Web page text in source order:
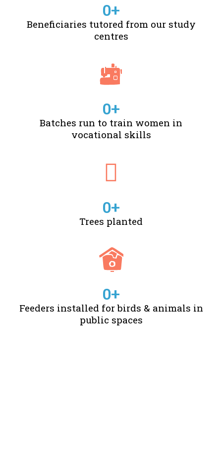
Beneficiaries tutored from our study
centres
0+
Batches run to train women in
vocational skills
0+
Trees planted
0+
Feeders installed for birds & animals in
public spaces
0+